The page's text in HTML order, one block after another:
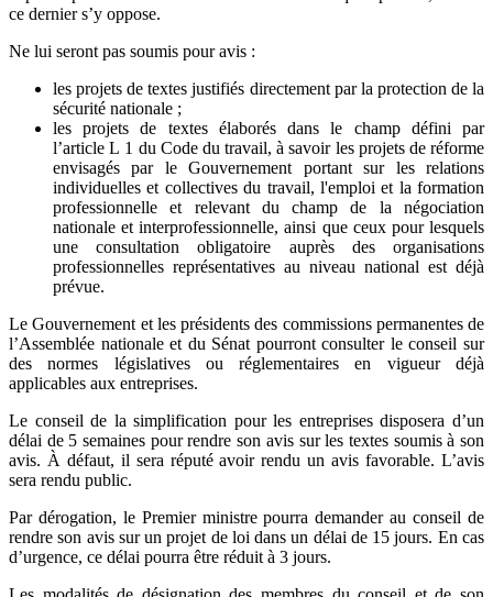
ce dernier s’y oppose.
Ne lui seront pas soumis pour avis :
les projets de textes justifiés directement par la protection de la
sécurité nationale ;
les projets de textes élaborés dans le champ défini par
l’article L 1 du Code du travail, à savoir les projets de réforme
envisagés par le Gouvernement portant sur les relations
individuelles et collectives du travail, l'emploi et la formation
professionnelle et relevant du champ de la négociation
nationale et interprofessionnelle, ainsi que ceux pour lesquels
une consultation obligatoire auprès des organisations
professionnelles représentatives au niveau national est déjà
prévue.
Le Gouvernement et les présidents des commissions permanentes de
l’Assemblée nationale et du Sénat pourront consulter le conseil sur
des normes législatives ou réglementaires en vigueur déjà
applicables aux entreprises.
Le conseil de la simplification pour les entreprises disposera d’un
délai de 5 semaines pour rendre son avis sur les textes soumis à son
avis. À défaut, il sera réputé avoir rendu un avis favorable. L’avis
sera rendu public.
Par dérogation, le Premier ministre pourra demander au conseil de
rendre son avis sur un projet de loi dans un délai de 15 jours. En cas
d’urgence, ce délai pourra être réduit à 3 jours.